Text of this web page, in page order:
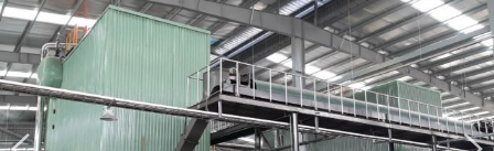
9625
Chủ Nhật
09/08/2026 »
3:45:53 PM